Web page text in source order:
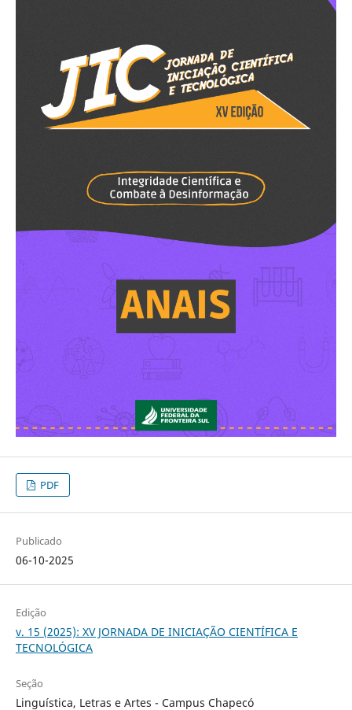
PDF
Publicado
06-10-2025
Edição
v. 15 (2025): XV JORNADA DE INICIAÇÃO CIENTÍFICA E
TECNOLÓGICA
Seção
Linguística, Letras e Artes - Campus Chapecó